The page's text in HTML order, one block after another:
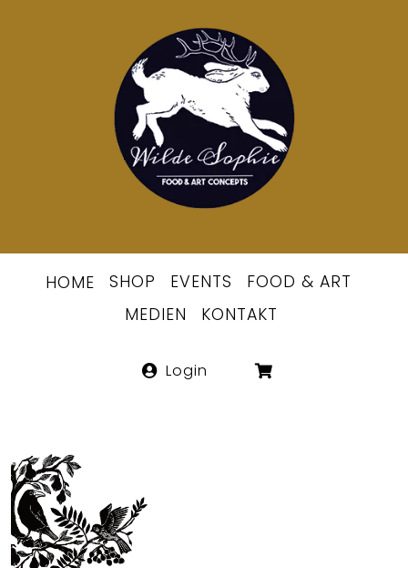
Berlins
erste
HOME SHOP EVENTS
FOOD & ART
MEDIEN
KONTAKT
Login